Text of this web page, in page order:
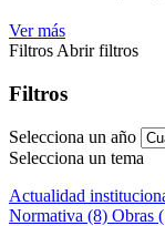
Ver más
Filtros Abrir filtros
Filtros
Selecciona un año
Selecciona un tema
Actualidad
Normativa (8) Obras